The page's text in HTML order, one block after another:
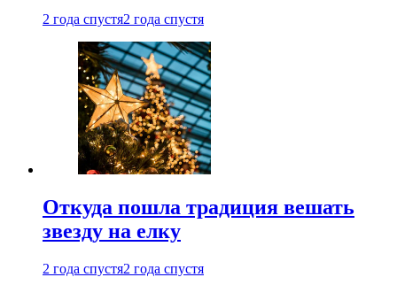
2 года спустя2 года спустя
Откуда пошла традиция вешать
звезду на елку
2 года спустя2 года спустя